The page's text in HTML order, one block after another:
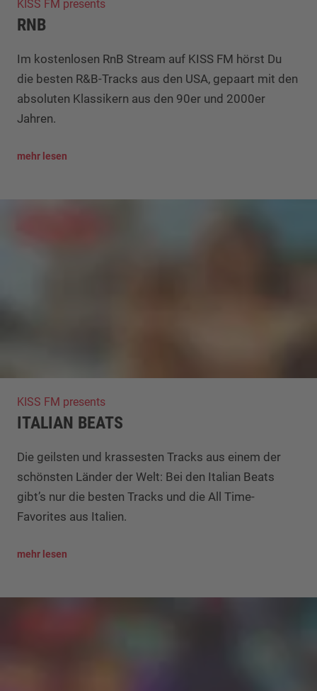
KISS FM presents
RNB
Im kostenlosen RnB Stream auf KISS FM hörst Du
die besten R&B-Tracks aus den USA, gepaart mit den
absoluten Klassikern aus den 90er und 2000er
Jahren.
mehr lesen
KISS FM presents
ITALIAN BEATS
Die geilsten und krassesten Tracks aus einem der
schönsten Länder der Welt: Bei den Italian Beats
gibt’s nur die besten Tracks und die All Time-
Favorites aus Italien.
mehr lesen